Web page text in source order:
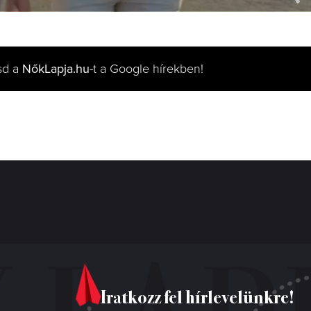
a NőkLapja.hu-t a Google hírekben!
Iratkozz fel hírlevelünkre!